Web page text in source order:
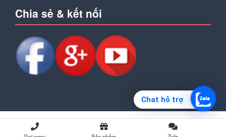
Chia sẻ & kết nối
Chat hỗ trợ